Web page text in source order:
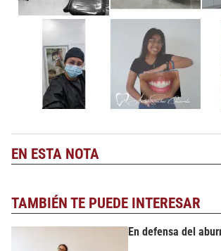
EN ESTA NOTA
TAMBIÉN TE PUEDE INTERESAR
En defensa del